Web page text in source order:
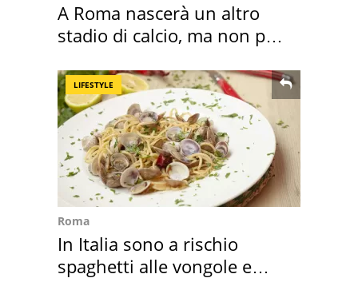
A Roma nascerà un altro
stadio di calcio, ma non per
LIFESTYLE
Roma
In Italia sono a rischio
spaghetti alle vongole e